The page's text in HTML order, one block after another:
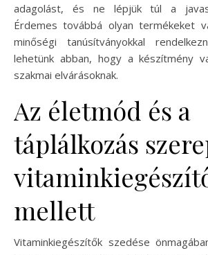
adagolást, és ne lépjük túl a
Érdemes továbbá olyan termékeket
minőségi tanúsítványokkal
lehetünk abban, hogy a készítmény
szakmai elvárásoknak.
Az életmód és a
táplálkozás
mellett
Vitaminkiegészítők szedése